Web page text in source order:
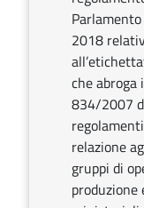
2018
che abroga
834/2007
relazione
gruppi di
produzione